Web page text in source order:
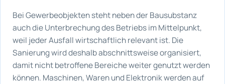
Bei Gewerbeobjekten steht neben der Bausubstanz
auch die Unterbrechung des Betriebs im Mittelpunkt,
weil jeder Ausfall wirtschaftlich relevant ist. Die
Sanierung wird deshalb abschnittsweise organisiert,
damit nicht betroffene Bereiche weiter genutzt werden
können. Maschinen, Waren und Elektronik werden auf